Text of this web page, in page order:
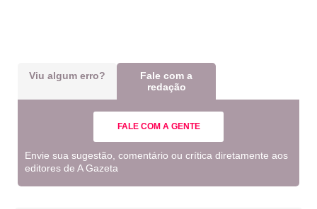
Viu algum erro?
Fale com a
redação
FALE COM A GENTE
Envie sua sugestão, comentário ou crítica diretamente aos
editores de A Gazeta